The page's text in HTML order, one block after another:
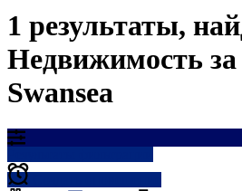
1 результаты,
Недвижимость
Swansea